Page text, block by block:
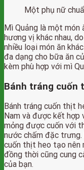
Một phụ nữ
Mì Quảng là một món
hương vị khác nhau,
nhiều loại món ăn
đa dạng cho bữa ăn
kèm phù hợp với mì
Bánh tráng cuốn
Bánh tráng cuốn thịt
Nam và được kết hợp
mỏng được cuốn với
nước chấm đặc trưng.
cuốn thịt heo tạo nên
đồng thời cũng cung
của bạn.